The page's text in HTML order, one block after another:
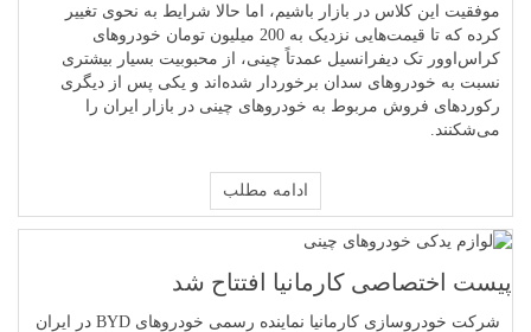
موفقیت این کلاس در بازار باشیم، اما حالا شرایط به نحوی تغییر
کرده که تا قیمت‌هایی نزدیک به 200 میلیون تومان خودروهای
کراس‌اوور تک دیفرانسیل عمدتاً چینی، از محبوبیت بسیار بیشتری
نسبت به خودروهای سدان برخوردار شده‌اند و یکی پس از دیگری
رکوردهای فروش مربوط به خودروهای چینی در بازار ایران را
می‌شکنند.
ادامه مطلب
پیست اختصاصی کارمانیا افتتاح شد
شرکت خودروسازی کارمانیا نماینده رسمی خودروهای BYD در ایران